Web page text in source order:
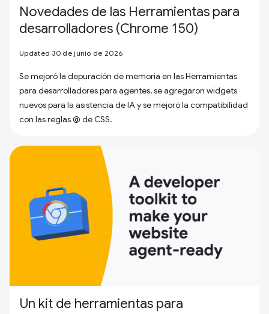
Novedades de las Herramientas para
desarrolladores (Chrome 150)
Updated 30 de junio de 2026
Se mejoró la depuración de memoria en las Herramientas
para desarrolladores para agentes, se agregaron widgets
nuevos para la asistencia de IA y se mejoró la compatibilidad
con las reglas @ de CSS.
Un kit de herramientas para